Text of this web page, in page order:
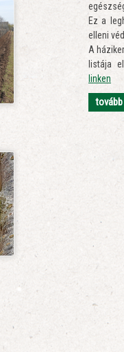
Ez a
elleni
A
listája
linken
tovább